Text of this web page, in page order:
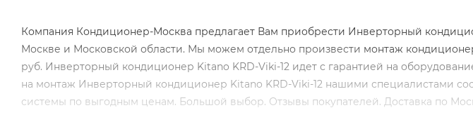
Компания Кондиционер-Москва предлагает Вам приобрести Инверторный
Москве и Московской области. Мы можем отдельно произвести монтаж
руб. Инверторный кондиционер Kitano KRD-Viki-12 идет с гарантией на
на монтаж Инверторный кондиционер Kitano KRD-Viki-12 нашими специалистами
системы по выгодным ценам. Большой выбор. Отзывы покупателей. Доставка по